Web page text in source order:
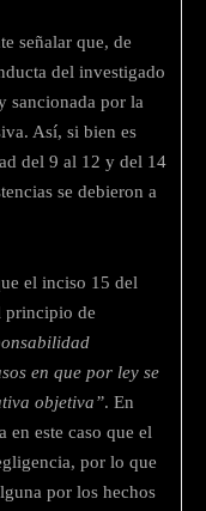
señalar que, de
del investigado
sancionada por la
Así, si bien es
del 9 al 12 y del 14
se debieron a
el inciso 15 del
principio de
en que por ley se
objetiva”. En
en este caso que el
por lo que
por los hechos